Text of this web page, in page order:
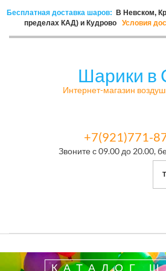
Бесплатная доставка шаров:
В Невском,
пределах КАД) и Кудрово
Условия
Шарики в
Интернет-магазин
+7(921)771-
Звоните с 09.00 до 20.00,
КАТАЛОГ